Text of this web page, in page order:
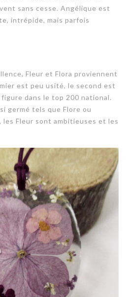
sans cesse. Angélique est
intrépide, mais parfois
Fleur et Flora proviennent
est peu usité, le second est
dans le top 200 national.
germé tels que Flore ou
Fleur sont ambitieuses et les